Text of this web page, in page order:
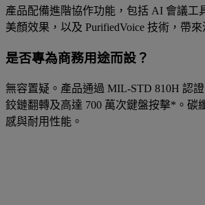
產品配備進階協作功能，包括 AI 會議工
美顏效果，以及 PurifiedVoice 技術，帶
是否專為商務用途而設？
無容置疑。產品通過 MIL-STD 810H 認
鉸鏈翻轉及高達 700 萬次鍵盤按擊*。碳
感與耐用性能。